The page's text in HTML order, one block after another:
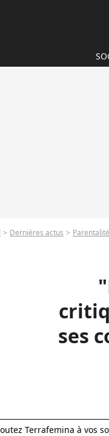
Dernières actus Parentalité
ses
Terrafemina à vos